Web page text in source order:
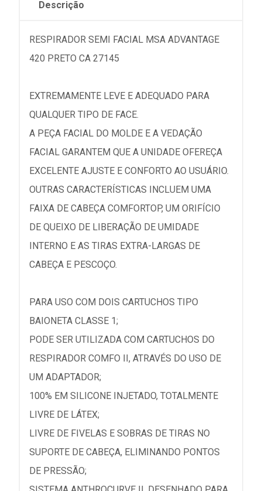
Descrição
RESPIRADOR SEMI FACIAL MSA ADVANTAGE
420 PRETO CA 27145
EXTREMAMENTE LEVE E ADEQUADO PARA
QUALQUER TIPO DE FACE.
A PEÇA FACIAL DO MOLDE E A VEDAÇÃO
FACIAL GARANTEM QUE A UNIDADE OFEREÇA
EXCELENTE AJUSTE E CONFORTO AO USUÁRIO.
OUTRAS CARACTERÍSTICAS INCLUEM UMA
FAIXA DE CABEÇA COMFORTOP, UM ORIFÍCIO
DE QUEIXO DE LIBERAÇÃO DE UMIDADE
INTERNO E AS TIRAS EXTRA-LARGAS DE
CABEÇA E PESCOÇO.
PARA USO COM DOIS CARTUCHOS TIPO
BAIONETA CLASSE 1;
PODE SER UTILIZADA COM CARTUCHOS DO
RESPIRADOR COMFO II, ATRAVÉS DO USO DE
UM ADAPTADOR;
100% EM SILICONE INJETADO, TOTALMENTE
LIVRE DE LÁTEX;
LIVRE DE FIVELAS E SOBRAS DE TIRAS NO
SUPORTE DE CABEÇA, ELIMINANDO PONTOS
DE PRESSÃO;